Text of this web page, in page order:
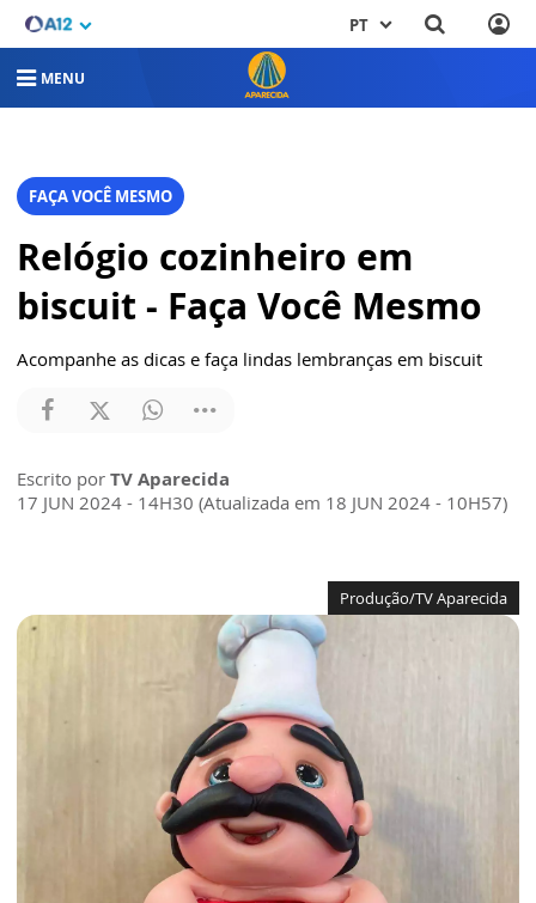
PT
MENU
FAÇA VOCÊ MESMO
Relógio cozinheiro em
biscuit - Faça Você Mesmo
Acompanhe as dicas e faça lindas lembranças em biscuit
Escrito por TV Aparecida
17 JUN 2024 - 14H30 (Atualizada em 18 JUN 2024 - 10H57)
Produção/TV Aparecida